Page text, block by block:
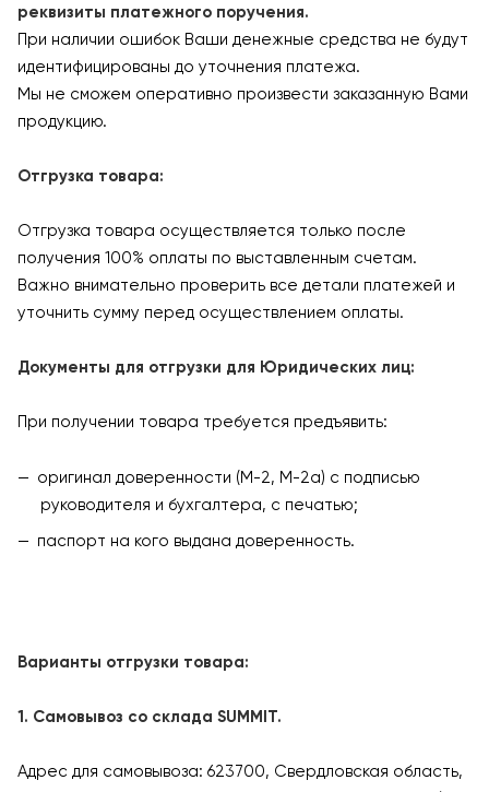
реквизиты платежного поручения.
При наличии ошибок Ваши денежные средства не будут
идентифицированы до уточнения платежа.
Мы не сможем оперативно произвести заказанную Вами
продукцию.
Отгрузка товара:
Отгрузка товара осуществляется только после
получения 100% оплаты по выставленным счетам.
Важно внимательно проверить все детали платежей и
уточнить сумму перед осуществлением оплаты.
Документы для отгрузки для Юридических лиц:
При получении товара требуется предъявить:
оригинал доверенности (М-2, М-2а) с подписью
руководителя и бухгалтера, с печатью;
паспорт на кого выдана доверенность.
Варианты отгрузки товара:
1. Самовывоз со склада SUMMIT.
Адрес для самовывоза: 623700, Свердловская область,